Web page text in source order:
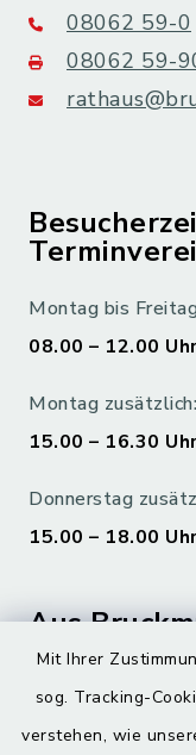
Mit Ihrer
sog. Tracking-
verstehen, wie
08062 59-0
08062 59-
Montag bis
08.00 – 12.00
Montag zusätzlich:
15.00 – 16.30
Donnerstag
15.00 – 18.00
Aus
Digitaler